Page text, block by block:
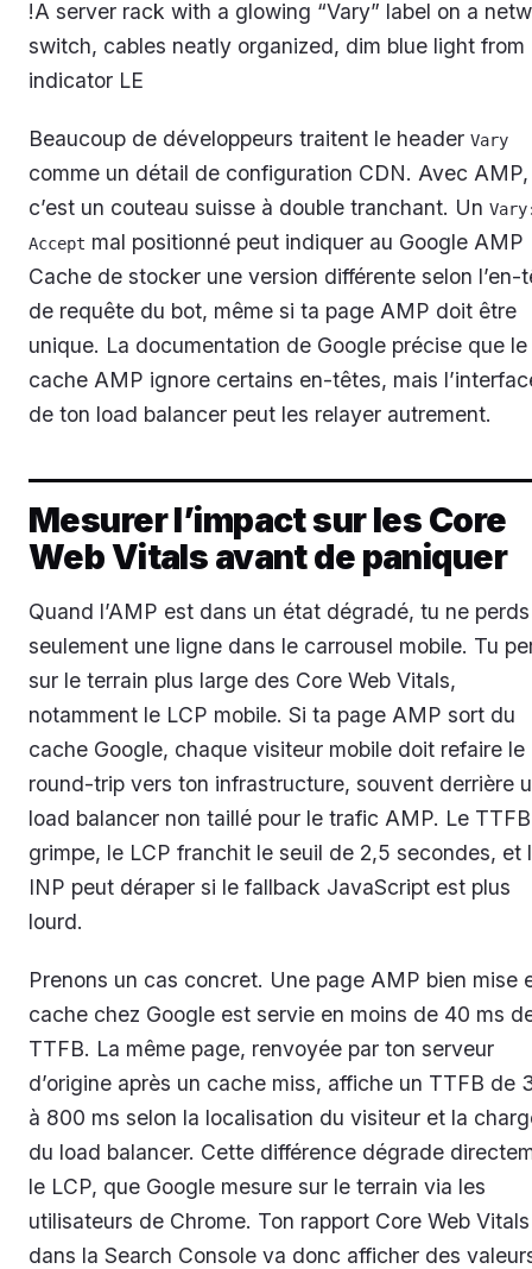
!A server rack with a glowing “Vary” label on a
switch, cables neatly organized, dim blue light from
indicator LE
Beaucoup de développeurs traitent le header Vary
comme un détail de configuration CDN. Avec AMP,
c’est un couteau suisse à double tranchant. Un
Accept mal positionné peut indiquer au Google AMP
Cache de stocker une version différente selon l’en-
de requête du bot, même si ta page AMP doit être
unique. La documentation de Google précise que le
cache AMP ignore certains en-têtes, mais
de ton load balancer peut les relayer autrement.
Mesurer l’impact sur les Core
Web Vitals avant de paniquer
Quand l’AMP est dans un état dégradé, tu ne
seulement une ligne dans le carrousel mobile. Tu
sur le terrain plus large des Core Web Vitals,
notamment le LCP mobile. Si ta page AMP sort du
cache Google, chaque visiteur mobile doit refaire le
round-trip vers ton infrastructure, souvent derrière
load balancer non taillé pour le trafic AMP. Le TTFB
grimpe, le LCP franchit le seuil de 2,5 secondes, et
INP peut déraper si le fallback JavaScript est plus
lourd.
Prenons un cas concret. Une page AMP bien mise
cache chez Google est servie en moins de 40 ms
TTFB. La même page, renvoyée par ton serveur
d’origine après un cache miss, affiche un TTFB de
à 800 ms selon la localisation du visiteur et la
du load balancer. Cette différence dégrade
le LCP, que Google mesure sur le terrain via les
utilisateurs de Chrome. Ton rapport Core Web Vitals
dans la Search Console va donc afficher des